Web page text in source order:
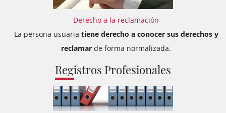
Derecho a la reclamación
La persona usuaria tiene derecho a conocer sus derechos y
reclamar de forma normalizada.
Registros Profesionales